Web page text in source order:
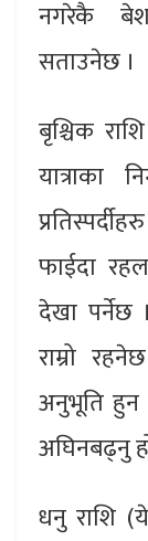
नगरेकै
सताउनेछ ।
बृश्चिक
यात्राका
फाईदा
देखा पर्नेछ
राम्रो
अनुभूति हुन
अघिनबढ्नु
धनु राशि